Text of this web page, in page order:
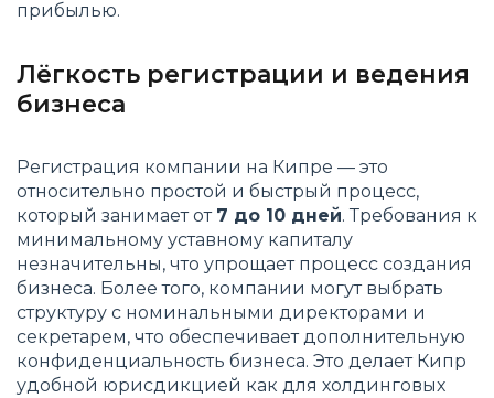
прибылью​.
Лёгкость регистрации и ведения
бизнеса
Регистрация компании на Кипре — это
относительно простой и быстрый процесс,
который занимает от 7 до 10 дней. Требования к
минимальному уставному капиталу
незначительны, что упрощает процесс создания
бизнеса. Более того, компании могут выбрать
структуру с номинальными директорами и
секретарем, что обеспечивает дополнительную
конфиденциальность бизнеса. Это делает Кипр
удобной юрисдикцией как для холдинговых